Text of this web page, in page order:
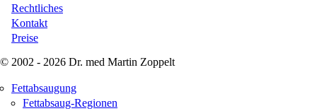
Rechtliches
Kontakt
Preise
© 2002 - 2026 Dr. med Martin Zoppelt
Fettabsaugung
Fettabsaug-Regionen